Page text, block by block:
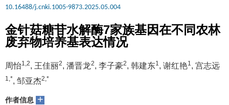
10.16488/j.cnki.1005-9873.2025.05.004
金针菇糖苷水解酶7家族基因在不同农林
废弃物培养基表达情况
周怡1,2, 王佳丽2, 潘晋龙2, 李子豪2, 韩建东1 , 谢红艳1 , 宫志远
1,*, 邹亚杰2,*
作者信息 +